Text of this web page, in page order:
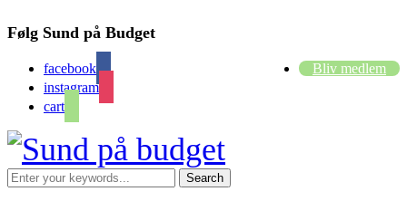
Følg Sund på Budget
facebook
instagram
cart
Bliv medlem